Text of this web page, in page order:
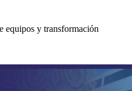
equipos y transformación